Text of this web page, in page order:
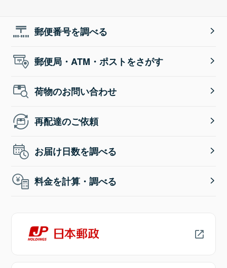
郵便番号を調べる
郵便局・ATM・ポストをさがす
荷物のお問い合わせ
再配達のご依頼
お届け日数を調べる
料金を計算・調べる